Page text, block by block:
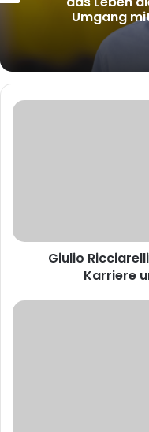
Giulio
sein
PrivatlebenGiulio
Karriere
Ingrid